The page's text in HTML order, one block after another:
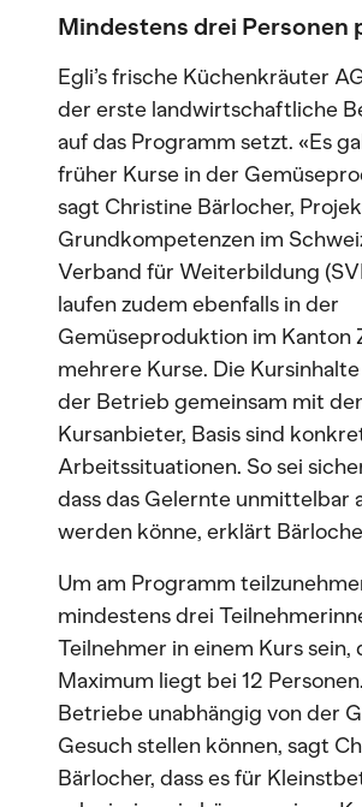
Mindestens drei Personen
Egli’s frische Küchenkräuter
der erste landwirtschaftliche
auf das Programm setzt. «Es
früher Kurse in der
sagt Christine Bärlocher,
Grundkompetenzen im
Verband für Weiterbildung
laufen zudem ebenfalls in der
Gemüseproduktion im Kanton
mehrere Kurse. Die
der Betrieb gemeinsam mit
Kursanbieter, Basis sind
Arbeitssituationen. So sei
dass das Gelernte unmittelbar
werden könne, erklärt
Um am Programm
mindestens drei
Teilnehmer in einem Kurs sein,
Maximum liegt bei 12
Betriebe unabhängig von der
Gesuch stellen können, sagt
Bärlocher, dass es für